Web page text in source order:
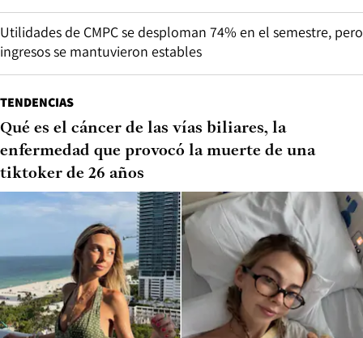
Utilidades de CMPC se desploman 74% en el semestre, pero
ingresos se mantuvieron estables
TENDENCIAS
Qué es el cáncer de las vías biliares, la
enfermedad que provocó la muerte de una
tiktoker de 26 años